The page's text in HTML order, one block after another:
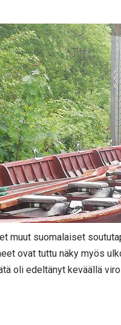
muut suomalaiset
ovat tuttu näky myös
oli edeltänyt keväällä